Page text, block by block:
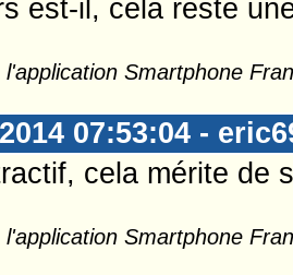
est-il, cela reste
l'application Smartphone
07:53:04 -
cela mérite de
l'application Smartphone